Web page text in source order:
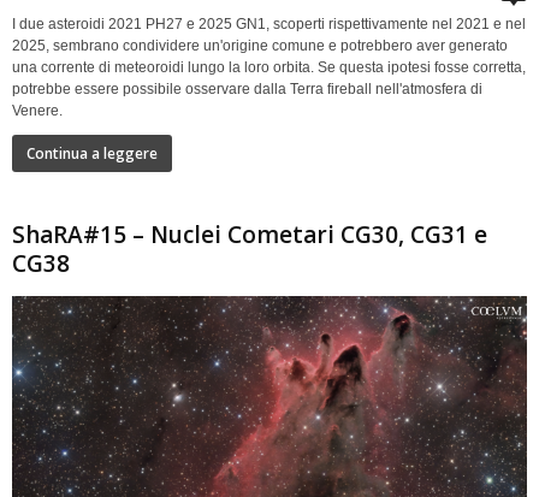
I due asteroidi 2021 PH27 e 2025 GN1, scoperti rispettivamente nel 2021 e nel
2025, sembrano condividere un'origine comune e potrebbero aver generato
una corrente di meteoroidi lungo la loro orbita. Se questa ipotesi fosse corretta,
potrebbe essere possibile osservare dalla Terra fireball nell'atmosfera di
Venere.
Continua a leggere
ShaRA#15 – Nuclei Cometari CG30, CG31 e
CG38